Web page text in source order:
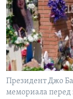
Learning English
СОЦИАЛЬНЫЕ СЕТИ
Языки
Президент Джо
мемориала перед